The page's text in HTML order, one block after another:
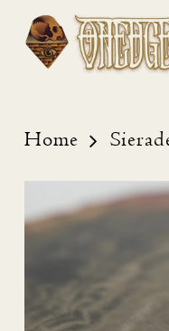
Skip
content
Home